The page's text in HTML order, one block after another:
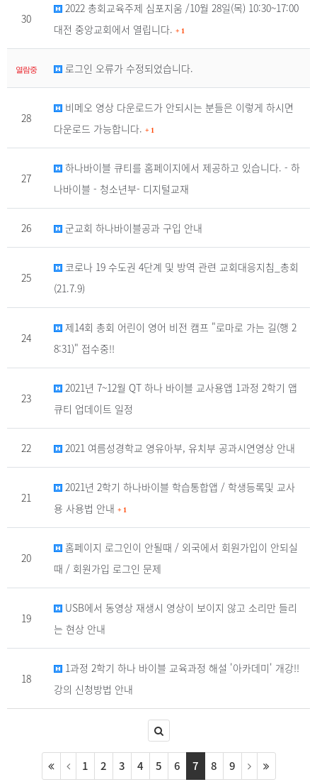
30
2022 총회교육주제 심포지움 /10월 28일(목) 10:30~17:00
대전 중앙교회에서 열립니다. + 1
열람중 로그인 오류가 수정되었습니다.
28
비메오 영상 다운로드가 안되시는 분들은 이렇게 하시면
다운로드 가능합니다. + 1
27
하나바이블 큐티를 홈페이지에서 제공하고 있습니다. - 하
나바이블 - 청소년부- 디지털교재
26 군교회 하나바이블공과 구입 안내
25
코로나 19 수도권 4단계 및 방역 관련 교회대응지침_총회
(21.7.9)
24
제14회 총회 어린이 영어 비전 캠프 "로마로 가는 길(행 2
8:31)" 접수중!!
23
2021년 7~12월 QT 하나 바이블 교사용앱 1과정 2학기 앱
큐티 업데이트 일정
22 2021 여름성경학교 영유아부, 유치부 공과시연영상 안내
21
2021년 2학기 하나바이블 학습통합앱 / 학생등록및 교사
용 사용법 안내 + 1
20
홈페이지 로그인이 안될때 / 외국에서 회원가입이 안되실
때 / 회원가입 로그인 문제
19
USB에서 동영상 재생시 영상이 보이지 않고 소리만 들리
는 현상 안내
18
1과정 2학기 하나 바이블 교육과정 해설 '아카데미' 개강!!
강의 신청방법 안내
1 2 3 4 5 6 7 8 9